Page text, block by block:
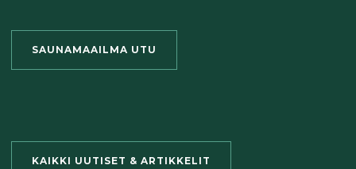
SAUNAMAAILMA UTU
KAIKKI UUTISET & ARTIKKELIT